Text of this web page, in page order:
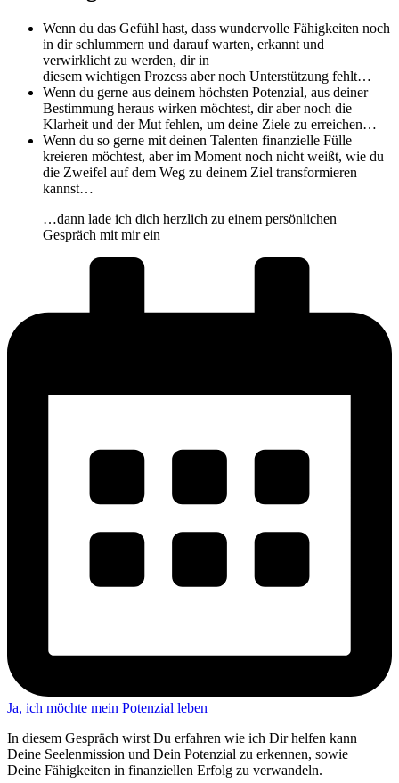
Wenn du das Gefühl hast, dass wundervolle Fähigkeiten noch
in dir schlummern und darauf warten, erkannt und
verwirklicht zu werden, dir in
diesem wichtigen Prozess aber noch Unterstützung fehlt…
Wenn du gerne aus deinem höchsten Potenzial, aus deiner
Bestimmung heraus wirken möchtest, dir aber noch die
Klarheit und der Mut fehlen, um deine Ziele zu erreichen…
Wenn du so gerne mit deinen Talenten finanzielle Fülle
kreieren möchtest, aber im Moment noch nicht weißt, wie du
die Zweifel auf dem Weg zu deinem Ziel transformieren
kannst…
…dann lade ich dich herzlich zu einem persönlichen
Gespräch mit mir ein
Ja, ich möchte mein Potenzial leben
In diesem Gespräch wirst Du erfahren wie ich Dir helfen kann
Deine Seelenmission und Dein Potenzial zu erkennen, sowie
Deine Fähigkeiten in finanziellen Erfolg zu verwandeln.